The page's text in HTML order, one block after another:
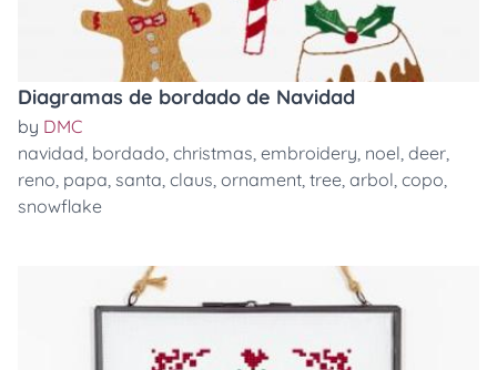
Diagramas de bordado de Navidad
by DMC
navidad, bordado, christmas, embroidery, noel, deer,
reno, papa, santa, claus, ornament, tree, arbol, copo,
snowflake